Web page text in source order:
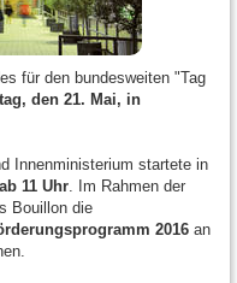
für den bundesweiten "Tag
den 21. Mai, in
Innenministerium startete in
11 Uhr . Im Rahmen der
Bouillon die
2016 an